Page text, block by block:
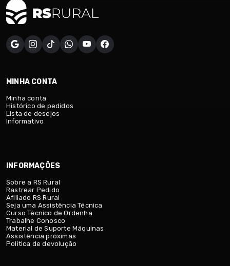
MINHA CONTA
Minha conta
Histórico de pedidos
Lista de desejos
Informativo
INFORMAÇÕES
Sobre a RS Rural
Rastrear Pedido
Afiliado RS Rural
Seja uma Assistência Técnica
Curso Técnico de Ordenha
Trabalhe Conosco
Material de Suporte Máquinas
Assistência próximas
Politica de devolução